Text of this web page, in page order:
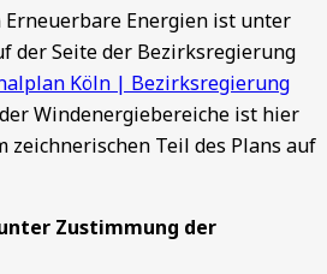
Energien ist unter
der Seite der Bezirksregierung
Köln | Bezirksregierung
Windenergiebereiche ist hier
zeichnerischen Teil des Plans auf
Zustimmung der